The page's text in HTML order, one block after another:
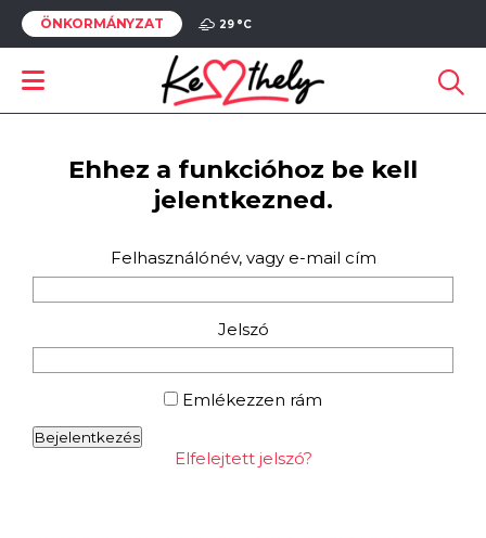
ÖNKORMÁNYZAT 29 °C
Ehhez a funkcióhoz be kell
jelentkezned.
Felhasználónév, vagy e-mail cím
Jelszó
Emlékezzen rám
Bejelentkezés
Elfelejtett jelszó?